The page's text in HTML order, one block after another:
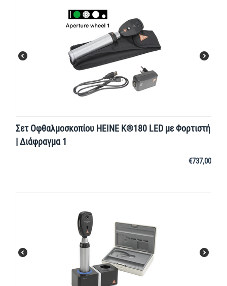
Σετ Οφθαλμοσκοπίου HEINE K®180 LED με Φορτιστή
| Διάφραγμα 1
€737,00